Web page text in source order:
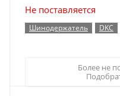
Не поставляется
Шинодержатель DKC
Более не